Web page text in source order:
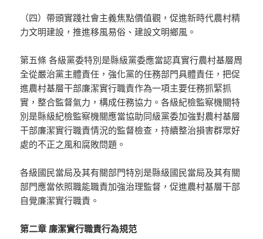
（四）帶頭實踐社會主義焦點價值觀，促進新時代農村精
力文明建設，推進移風易俗、建設文明鄉風。
第五條 各級黨委特別是縣級黨委應當認真實行農村基層周
全從嚴治黨主體責任，強化黨的任務部門具體責任，把促
進農村基層干部廉潔實行職責作為一項主要任務抓緊抓
實，整合監督氣力，構成任務協力。各級紀檢監察機關特
別是縣級紀檢監察機關應當協助同級黨委加強對農村基層
干部廉潔實行職責情況的監督檢查，持續整治損害群眾好
處的不正之風和腐敗問題。
各級國民當局及其有關部門特別是縣級國民當局及其有關
部門應當依照職能職責加強治理監督，促進農村基層干部
自覺廉潔實行職責。
第二章 廉潔實行職責行為規范